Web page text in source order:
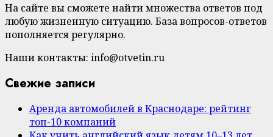
На сайте вы сможете найти множества ответов под
любую жизненную ситуацию. База вопросов-ответов
пополняется регулярно.
Наши контакты: info@otvetin.ru
Свежие записи
Аренда автомобилей в Краснодаре: рейтинг
топ-10 компаний